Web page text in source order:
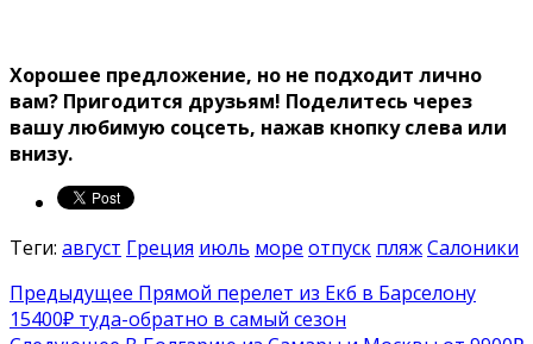
Хорошее предложение, но не подходит лично
вам? Пригодится друзьям! Поделитесь через
вашу любимую соцсеть, нажав кнопку слева или
внизу.
Теги: август Греция июль море отпуск пляжСалоники
Предыдущее Прямой перелет из Екб в Барселону
15400₽ туда-обратно в самый сезон